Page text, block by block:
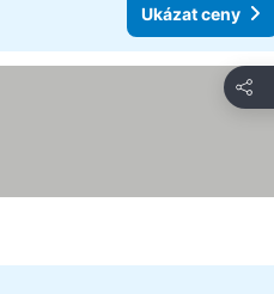
Ukázat ceny
Sdílet